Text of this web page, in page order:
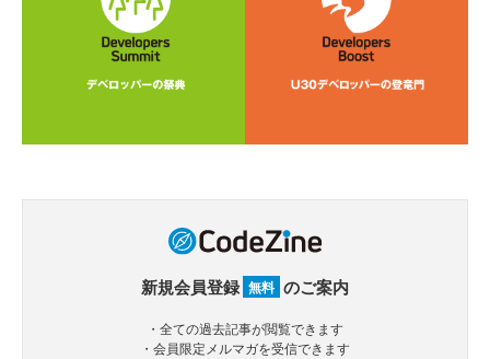
新規会員登録 無料 のご案内
・全ての過去記事が閲覧できます
・会員限定メルマガを受信できます